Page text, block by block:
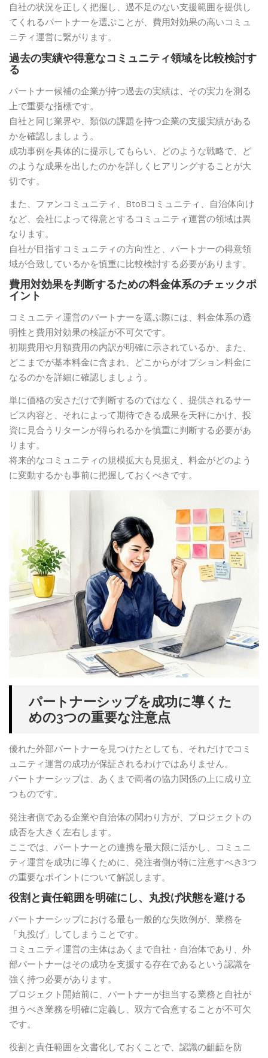
自社の状況を正しく把握し、過不足のない支援範囲を提供し
てくれるパートナーを選ぶことが、費用対効果の高いコミュ
ニティ運営に繋がります。
過去の実績や得意なコミュニティ領域を比較検討す
る
パートナー候補の企業が持つ過去の実績は、その実力を測る
上で重要な指標です。
自社と同じ業界や、類似の課題を持つ企業の支援実績がある
かを確認しましょう。
成功事例を具体的に提示してもらい、どのような戦略で、ど
のような成果を出したのかを詳しくヒアリングすることが大
切です。
また、ファンコミュニティ、BtoBコミュニティ、自治体向け
など、会社によって得意とするコミュニティ運営の領域は異
なります。
自社が目指すコミュニティの方向性と、パートナーの得意領
域が合致しているかを慎重に比較検討する必要があります。
費用対効果を判断するための料金体系のチェックポ
イント
コミュニティ運営のパートナーを選ぶ際には、料金体系の透
明性と費用対効果の検証が不可欠です。
初期費用や月額費用の内訳が明確に示されているか、また、
どこまでが基本料金に含まれ、どこからがオプション料金に
なるのかを詳細に確認しましょう。
単に価格の安さだけで判断するのではなく、提供されるサー
ビス内容と、それによって期待できる成果を天秤にかけ、投
資に見合うリターンが得られるかを慎重に判断する必要があ
ります。
将来的なコミュニティの規模拡大も見据え、料金がどのよう
に変動するかも事前に把握しておくべきです。
パートナーシップを成功に導くた
めの3つの重要な注意点
優れた外部パートナーを見つけたとしても、それだけでコミ
ュニティ運営の成功が保証されるわけではありません。
パートナーシップは、あくまで両者の協力関係の上に成り立
つものです。
発注者側である企業や自治体の関わり方が、プロジェクトの
成否を大きく左右します。
ここでは、パートナーとの連携を最大限に活かし、コミュニ
ティ運営を成功に導くために、発注者側が特に注意すべき3つ
の重要なポイントについて解説します。
役割と責任範囲を明確にし、丸投げ状態を避ける
パートナーシップにおける最も一般的な失敗例が、業務を
「丸投げ」してしまうことです。
コミュニティ運営の主体はあくまで自社・自治体であり、外
部パートナーはその成功を支援する存在であるという認識を
強く持つ必要があります。
プロジェクト開始前に、パートナーが担当する業務と自社が
担うべき業務を明確に定義し、双方で合意することが不可欠
です。
役割と責任範囲を文書化しておくことで、認識の齟齬を防